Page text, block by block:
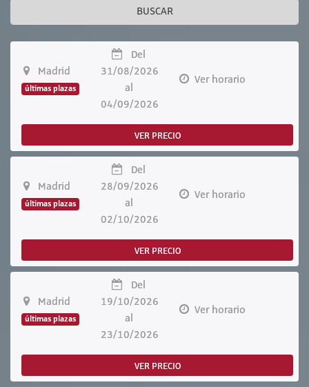
BUSCAR
Madrid
últimas plazas
Del
31/08/2026
al
04/09/2026
Ver horario
VER PRECIO
Madrid
últimas plazas
Del
28/09/2026
al
02/10/2026
Ver horario
VER PRECIO
Madrid
últimas plazas
Del
19/10/2026
al
23/10/2026
Ver horario
VER PRECIO